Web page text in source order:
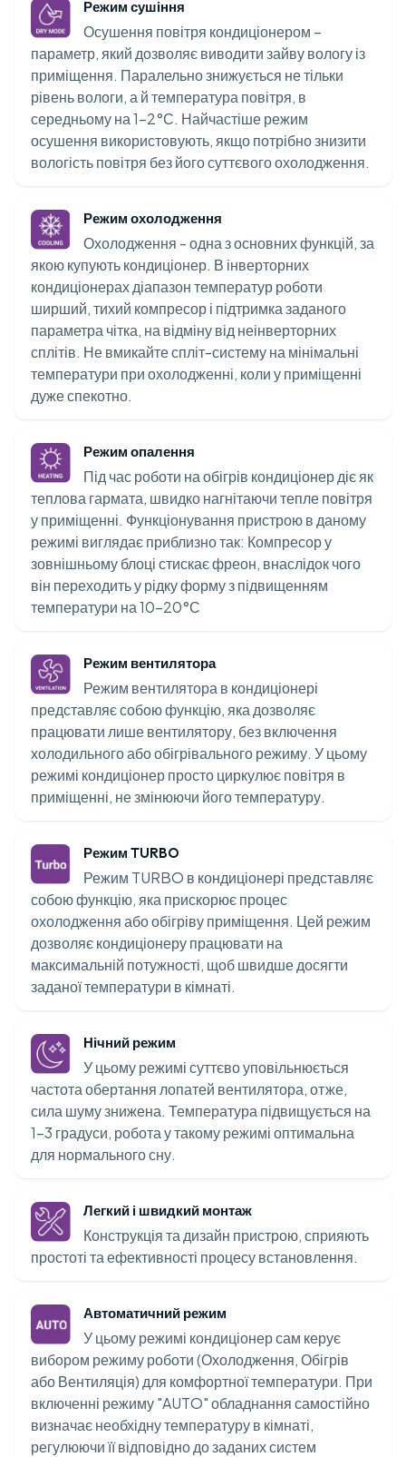
Режим сушіння
Осушення повітря кондиціонером –
параметр, який дозволяє виводити зайву вологу із
приміщення. Паралельно знижується не тільки
рівень вологи, а й температура повітря, в
середньому на 1-2°С. Найчастіше режим
осушення використовують, якщо потрібно знизити
вологість повітря без його суттєвого охолодження.
Режим охолодження
Охолодження - одна з основних функцій, за
якою купують кондиціонер. В інверторних
кондиціонерах діапазон температур роботи
ширший, тихий компресор і підтримка заданого
параметра чітка, на відміну від неінверторних
сплітів. Не вмикайте спліт-систему на мінімальні
температури при охолодженні, коли у приміщенні
дуже спекотно.
Режим опалення
Під час роботи на обігрів кондиціонер діє як
теплова гармата, швидко нагнітаючи тепле повітря
у приміщенні. Функціонування пристрою в даному
режимі виглядає приблизно так: Компресор у
зовнішньому блоці стискає фреон, внаслідок чого
він переходить у рідку форму з підвищенням
температури на 10-20°С
Режим вентилятора
Режим вентилятора в кондиціонері
представляє собою функцію, яка дозволяє
працювати лише вентилятору, без включення
холодильного або обігрівального режиму. У цьому
режимі кондиціонер просто циркулює повітря в
приміщенні, не змінюючи його температуру.
Режим TURBO
Режим TURBO в кондиціонері представляє
собою функцію, яка прискорює процес
охолодження або обігріву приміщення. Цей режим
дозволяє кондиціонеру працювати на
максимальній потужності, щоб швидше досягти
заданої температури в кімнаті.
Нічний режим
У цьому режимі суттєво уповільнюється
частота обертання лопатей вентилятора, отже,
сила шуму знижена. Температура підвищується на
1-3 градуси, робота у такому режимі оптимальна
для нормального сну.
Легкий і швидкий монтаж
Конструкція та дизайн пристрою, сприяють
простоті та ефективності процесу встановлення.
Автоматичний режим
У цьому режимі кондиціонер сам керує
вибором режиму роботи (Охолодження, Обігрів
або Вентиляція) для комфортної температури. При
включенні режиму "AUTO" обладнання самостійно
визначає необхідну температуру в кімнаті,
регулюючи її відповідно до заданих систем